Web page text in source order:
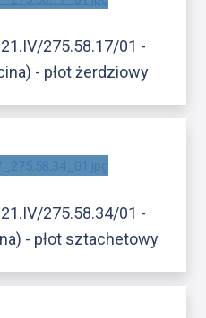
275.58.17/01 -
- płot żerdziowy
275.58.34/01 -
- płot sztachetowy